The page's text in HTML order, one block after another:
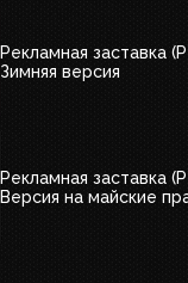
Рекламная заставка
Зимняя версия
Рекламная заставка
Версия на майские